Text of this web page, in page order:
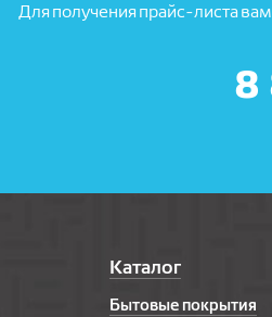
Для получения прайс-листа
8
Каталог
Бытовые покрытия